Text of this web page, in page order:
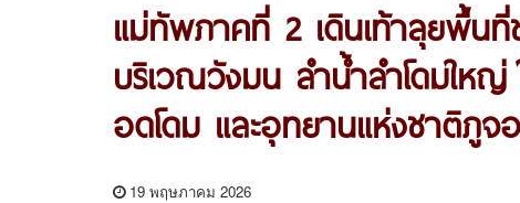
แม่ทัพภาคที่ 2 เดินเท้าลุยพื้น
บริเวณวังมน ลำน้ำลำโดมให
อดโดม และอุทยานแห่งชาติภู
19 พฤษภาคม 2026